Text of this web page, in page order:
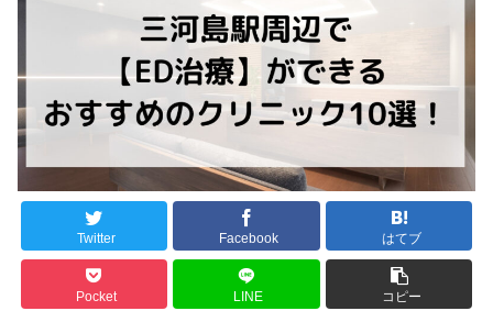
Twitter Facebook はてブ
Pocket LINE コピー